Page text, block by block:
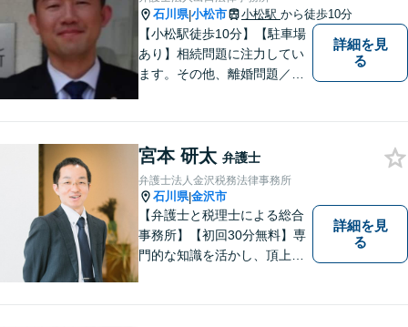
石川県|小松市 小松駅 から徒歩10分
【小松駅徒歩10分】【駐車場
あり】相続問題に注力してい
ます。その他、離婚問題／借
かりやすい法的サービスを提
供することを目標に日々精進
して参ります。お気軽にご相
談ください。
詳細を見
る
宮本 研太 弁護士
弁護士法人金沢税務法律事務所
石川県|金沢市
【弁護士と税理士による総合
事務所】【初回30分無料】専
門的な知識を活かし、頂上＝
詳細を見
る